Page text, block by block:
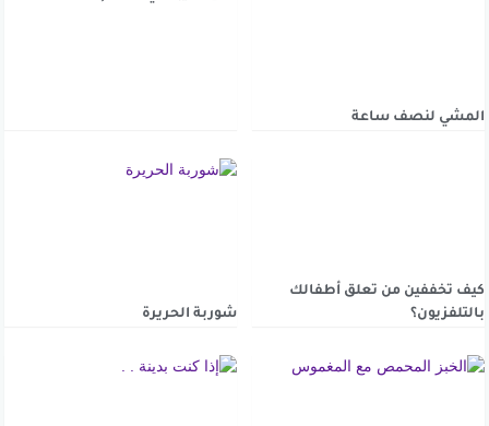
المشي لنصف ساعة
كيف تخففين من تعلق أطفالك
بالتلفزيون؟
شوربة الحريرة